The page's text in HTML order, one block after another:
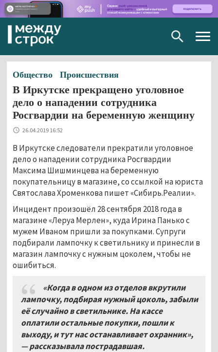
Общество Происшествия
В Иркутске прекращено уголовное
дело о нападении сотрудника
Росгвардии на беременную женщину
26.04.2019 16:52
В Иркутске следователи прекратили уголовное
дело о нападении сотрудника Росгвардии
Максима Шишминцева на беременную
покупательницу в магазине, со ссылкой на юриста
Святослава Хроменкова пишет «Сибирь.Реалии».
Инцидент произошёл 28 сентября 2018 года в
магазине «Леруа Мерлен», куда Ирина Панько с
мужем Иваном пришли за покупками. Супруги
подбирали лампочку к светильнику и принесли в
магазин лампочку с нужным цоколем, чтобы не
ошибиться.
«Когда в одном из отделов вкрутили
лампочку, подбирая нужный цоколь, забыли
её случайно в светильнике. На кассе
оплатили остальные покупки, пошли к
выходу, и тут нас останавливает охранник»,
— рассказывала пострадавшая.